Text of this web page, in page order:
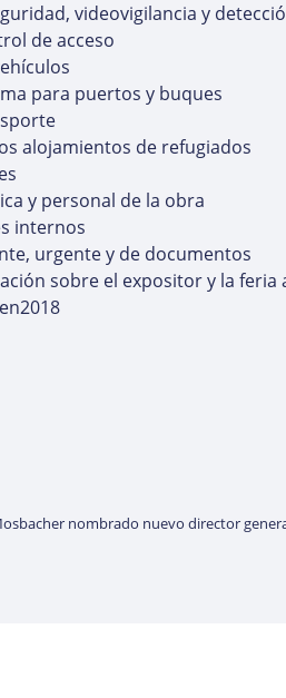
videovigilancia y
de acceso
para puertos y buques
alojamientos de refugiados
y personal de la obra
internos
urgente y de documentos
sobre el expositor y la feria
nombrado nuevo director